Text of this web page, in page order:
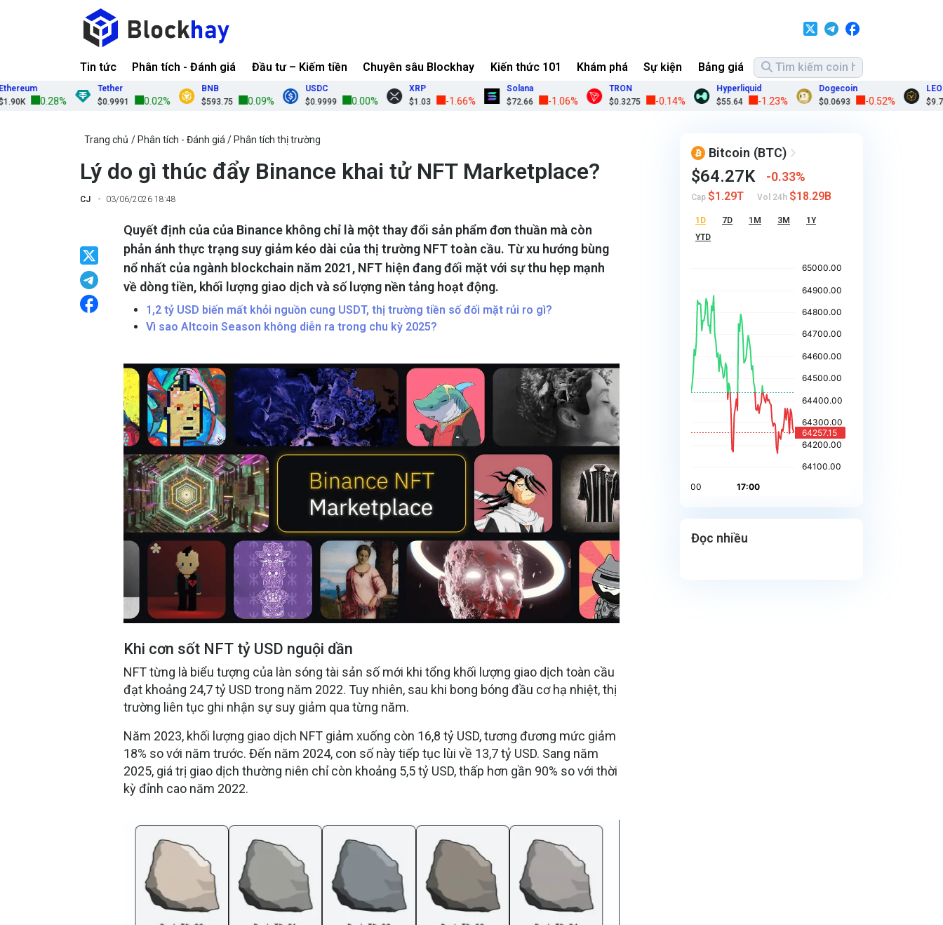
Tin tức Phân tích - Đánh giá Đầu tư – Kiếm tiền Chuyên sâu Blockhay Kiến thức 101 Khám phá Sự kiện Bảng giá
0.28%
Tether
$0.9991
0.02%
BNB
$593.75
0.09%
USDC
$0.9999
0.00%
XRP
$1.03
-1.66%
Solana
$72.66
-1.06%
TRON
$0.3275
-0.14%
Hyperliquid
$55.64
-1.23%
Dogecoin
$0.0693
-0.52%
LEO
$9.75
Trang chủ Phân tích - Đánh giá Phân tích thị trường
Lý do gì thúc đẩy Binance khai tử NFT Marketplace?
CJ 03/06/2026 18:48
Quyết định của của Binance không chỉ là một thay đổi sản phẩm đơn thuần mà còn
phản ánh thực trạng suy giảm kéo dài của thị trường NFT toàn cầu. Từ xu hướng bùng
nổ nhất của ngành blockchain năm 2021, NFT hiện đang đối mặt với sự thu hẹp mạnh
về dòng tiền, khối lượng giao dịch và số lượng nền tảng hoạt động.
1,2 tỷ USD biến mất khỏi nguồn cung USDT, thị trường tiền số đối mặt rủi ro gì?
Vì sao Altcoin Season không diễn ra trong chu kỳ 2025?
Khi cơn sốt NFT tỷ USD nguội dần
NFT từng là biểu tượng của làn sóng tài sản số mới khi tổng khối lượng giao dịch toàn cầu
đạt khoảng 24,7 tỷ USD trong năm 2022. Tuy nhiên, sau khi bong bóng đầu cơ hạ nhiệt, thị
trường liên tục ghi nhận sự suy giảm qua từng năm.
Năm 2023, khối lượng giao dịch NFT giảm xuống còn 16,8 tỷ USD, tương đương mức giảm
18% so với năm trước. Đến năm 2024, con số này tiếp tục lùi về 13,7 tỷ USD. Sang năm
2025, giá trị giao dịch thường niên chỉ còn khoảng 5,5 tỷ USD, thấp hơn gần 90% so với thời
kỳ đỉnh cao năm 2022.
Bitcoin (BTC)
$64.27K 0.33%
Cap $1.29T Vol 24h $18.29B
1D 7D 1M 3M
1Y
YTD
Đọc nhiều